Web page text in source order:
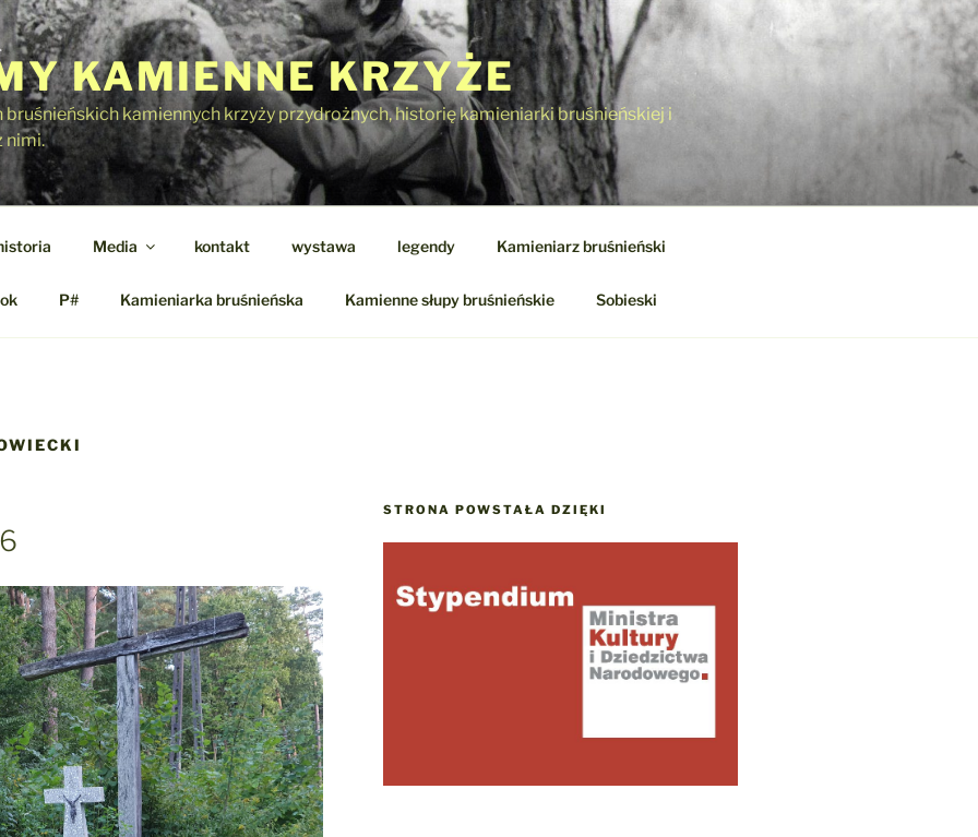
KAMIENNE KRZYŻE
kamiennych krzyży przydrożnych, historię kamieniarki bruśnieńskiej i
nimi.
Media kontakt wystawa legendy Kamieniarz bruśnieński
P# Kamieniarka bruśnieńska Kamienne słupy bruśnieńskie Sobieski
STRONA POWSTAŁA DZIĘKI